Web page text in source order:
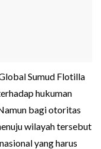
Sumud Flotilla
hukuman
bagi otoritas
wilayah tersebut
yang harus